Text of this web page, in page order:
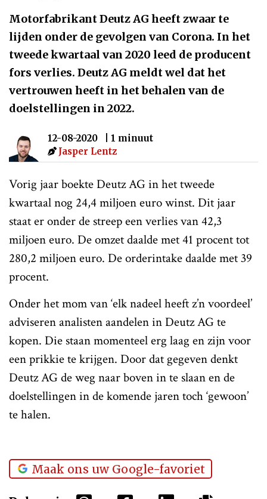
Motorfabrikant Deutz AG heeft zwaar te
lijden onder de gevolgen van Corona. In het
tweede kwartaal van 2020 leed de producent
fors verlies. Deutz AG meldt wel dat het
vertrouwen heeft in het behalen van de
doelstellingen in 2022.
12-08-2020
| 1 minuut
Jasper Lentz
Vorig jaar boekte Deutz AG in het tweede
kwartaal nog 24,4 miljoen euro winst. Dit jaar
staat er onder de streep een verlies van 42,3
miljoen euro. De omzet daalde met 41 procent tot
280,2 miljoen euro. De orderintake daalde met 39
procent.
Onder het mom van ‘elk nadeel heeft z’n voordeel’
adviseren analisten aandelen in Deutz AG te
kopen. Die staan momenteel erg laag en zijn voor
een prikkie te krijgen. Door dat gegeven denkt
Deutz AG de weg naar boven in te slaan en de
doelstellingen in de komende jaren toch ‘gewoon’
te halen.
Maak ons uw Google-favoriet